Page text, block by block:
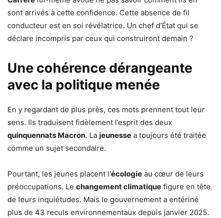
sont arrivés à cette confidence. Cette absence de fil
conducteur est en soi révélatrice. Un chef d’État qui se
déclare incompris par ceux qui construiront demain ?
Une cohérence dérangeante
avec la politique menée
En y regardant de plus près, ces mots prennent tout leur
sens. Ils traduisent fidèlement l’esprit des deux
quinquennats Macron. La jeunesse a toujours été traitée
comme un sujet secondaire.
Pourtant, les jeunes placent l’écologie au cœur de leurs
préoccupations. Le changement climatique figure en tête
de leurs inquiétudes. Mais le gouvernement a entériné
plus de 43 reculs environnementaux depuis janvier 2025.